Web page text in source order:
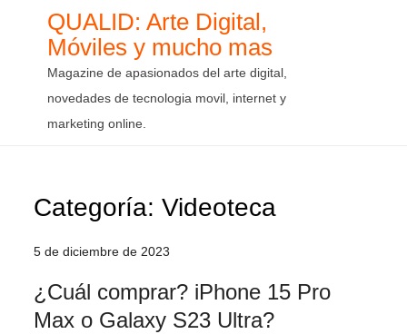
QUALID: Arte Digital,
Móviles y mucho mas
Magazine de apasionados del arte digital,
novedades de tecnologia movil, internet y
marketing online.
Categoría:Videoteca
5 de diciembre de 2023
¿Cuál comprar? iPhone 15 Pro
Max o Galaxy S23 Ultra?